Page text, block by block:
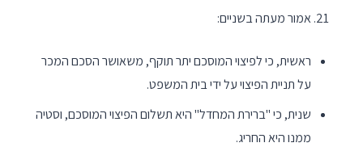
אמור מעתה בשניים:
ראשית, כי לפיצוי המוסכם יתר תוקף, משאושר הסכם המכר
על תניית הפיצוי על ידי בית המשפט.
שנית, כי "ברירת המחדל" היא תשלום הפיצוי המוסכם, וסטיה
ממנו היא החריג.